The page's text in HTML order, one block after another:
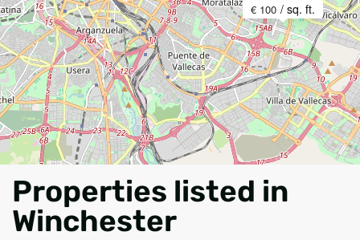
€ 100 / sq. ft.
Properties listed in
Winchester